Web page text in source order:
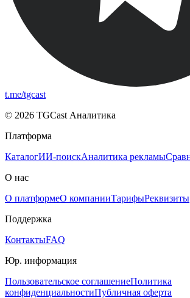
t.me/tgcast
© 2026 TGCast Аналитика
Платформа
КаталогИИ-поискАналитика рекламы
О нас
О платформеО компанииТарифыРеквизиты
Поддержка
КонтактыFAQ
Юр. информация
Пользовательское соглашениеПолитика
конфиденциальностиПубличная оферта